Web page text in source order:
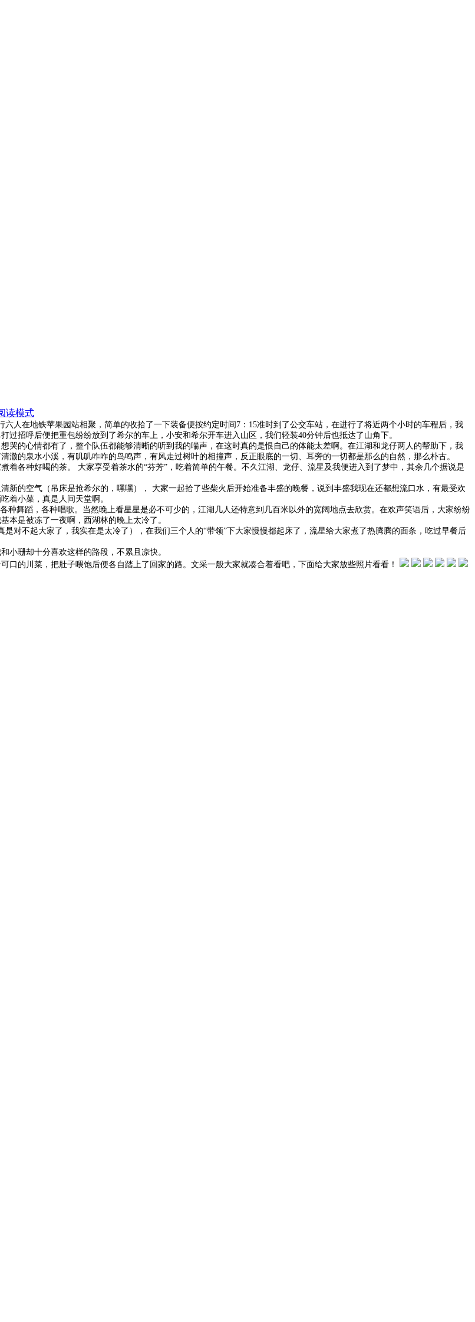
读模式
人在地铁苹果园站相聚，简单的收拾了一下装备便按约定时间7：15准时到了公交车站，在进行了将近两个小时的车程后，我
招呼后便把重包纷纷放到了希尔的车上，小安和希尔开车进入山区，我们轻装40分钟后也抵达了山角下。
哭的心情都有了，整个队伍都能够清晰的听到我的喘声，在这时真的是恨自己的体能太差啊。在江湖和龙仔两人的帮助下，我
的泉水小溪，有叽叽咋咋的鸟鸣声，有风走过树叶的相撞声，反正眼底的一切、耳旁的一切都是那么的自然，那么朴古。
着各种好喝的茶。 大家享受着茶水的“芬芳”，吃着简单的午餐。不久江湖、龙仔、流星及我便进入到了梦中，其余几个据说是
的空气（吊床是抢希尔的，嘿嘿）， 大家一起拾了些柴火后开始准备丰盛的晚餐，说到丰盛我现在还都想流口水，有最受欢
着小菜，真是人间天堂啊。
种舞蹈，各种唱歌。当然晚上看星星是必不可少的，江湖几人还特意到几百米以外的宽阔地点去欣赏。在欢声笑语后，大家纷纷
本是被冻了一夜啊，西湖林的晚上太冷了。
对不起大家了，我实在是太冷了），在我们三个人的“带领”下大家慢慢都起床了，流星给大家煮了热腾腾的面条，吃过早餐后
小珊却十分喜欢这样的路段，不累且凉快。
的川菜，把肚子喂饱后便各自踏上了回家的路。文采一般大家就凑合着看吧，下面给大家放些照片看看！